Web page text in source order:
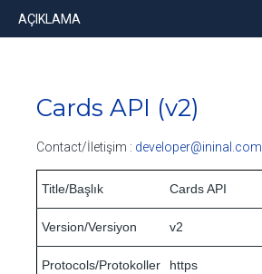
AÇIKLAMA
AÇIKLAMA
HEADER BİLGİLERİ
Ayrıntılı Hata Kodları
Cards API (v2)
Contact/İletişim : developer@ininal.com
Title/Başlık Cards API
Version/Versiyon v2
Protocols/Protokoller https